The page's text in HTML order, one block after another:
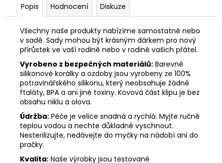
Popis Hodnocení Diskuze
Všechny naše produkty nabízíme samostatně nebo
v sadě. Sady mohou být krásným dárkem pro nový
přírůstek ve vaší rodině nebo v rodině vašich přátel.
Vyrobeno z bezpečných materiálů: Barevné
silikonové korálky a ozdoby jsou vyrobeny ze 100%
potravinářského silikonu, který neobsahuje žádné
ftaláty, BPA a ani jiné toxiny. Kovová část klipu je bez
obsahu niklu a olova.
Údržba: Péče je velice snadná a rychlá. Myjte ručně
teplou vodou a nechte důkladně vyschnout.
Nesterilizujte, nedávejte do myčky na nádobí ani do
pračky.
Kvalita: Naše výrobky jsou testované